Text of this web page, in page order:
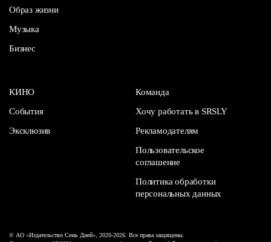
Образ жизни
Музыка
Бизнес
КИНО
События
Эксклюзив
Команда
Хочу работать в SRSLY
Рекламодателям
Пользовательское
соглашение
Политика обработки
персональных данных
© АО «Издательство Семь Дней», 2020-2026. Все права защищены.